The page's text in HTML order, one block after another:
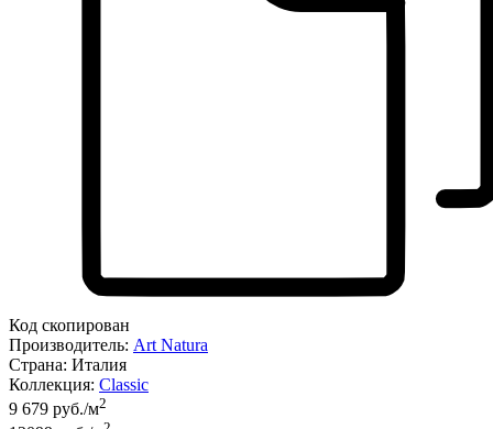
Код скопирован
Производитель: Art Natura
Страна: Италия
Коллекция: Classic
9 679 руб./м2